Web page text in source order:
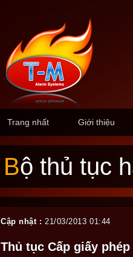
Trang nhất Giới thiệu
Bộ thủ tục
Cập nhật : 21/03/2013 01:44
Thủ tục Cấp giấy